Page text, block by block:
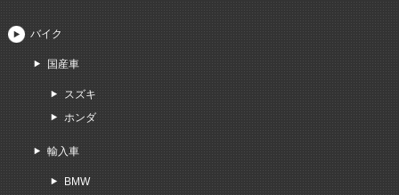
バイク
国産車
スズキ
ホンダ
輸入車
BMW